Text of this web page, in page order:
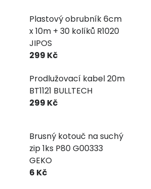
Plastový obrubník 6cm
x 10m + 30 kolíků R1020
JIPOS
299 Kč
Prodlužovací kabel 20m
BT1121 BULLTECH
299 Kč
Brusný kotouč na suchý
zip 1ks P80 G00333
GEKO
6 Kč